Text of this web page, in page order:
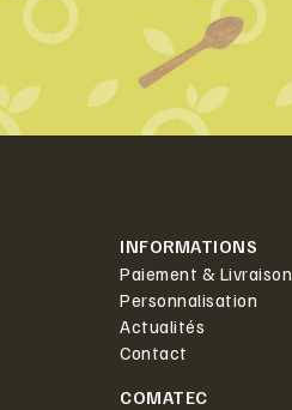
INFORMATIONS
Paiement & Livraison
Personnalisation
Actualités
Contact
COMATEC